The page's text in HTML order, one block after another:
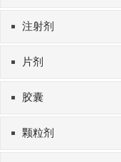
注射剂
片剂
胶囊
颗粒剂